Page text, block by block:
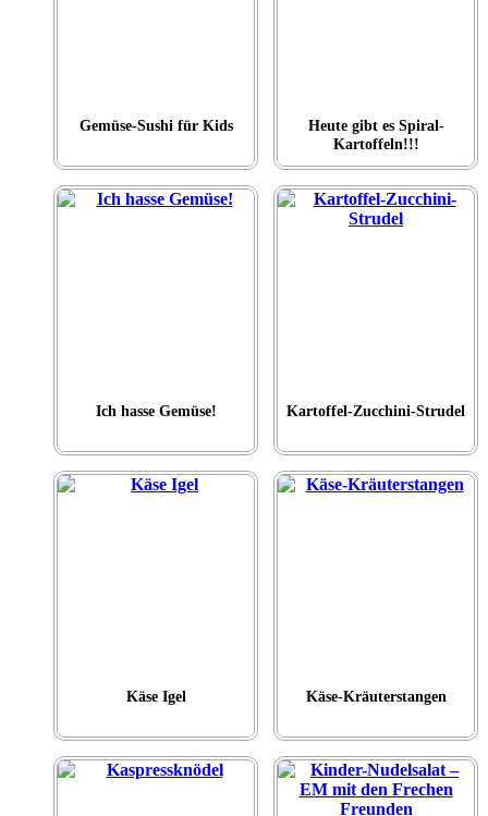
Gemüse-Sushi für Kids
Heute gibt es Spiral-
Kartoffeln!!!
Ich hasse Gemüse! Kartoffel-Zucchini-Strudel
Käse Igel Käse-Kräuterstangen